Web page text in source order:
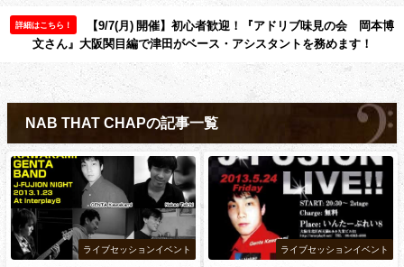
詳細はこちら！
【9/7(月) 開催】初心者歓迎！『アドリブ味見の会 岡本博
文さん』大阪関目編で津田がベース・アシスタントを務めます！
NAB THAT CHAPの記事一覧
ライブセッションイベント ライブセッションイベント